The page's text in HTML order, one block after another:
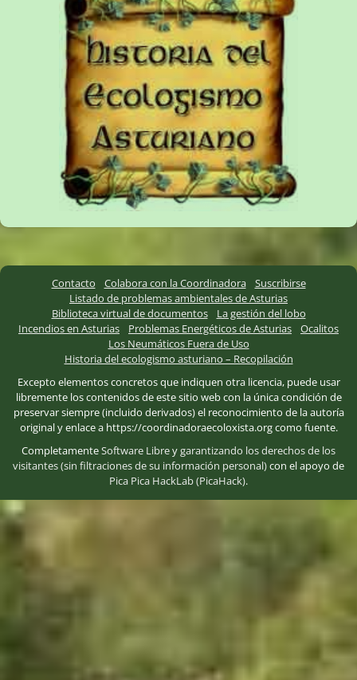
Contacto Colabora con la Coordinadora
Suscribirse
Listado de problemas ambientales de Asturias
Biblioteca virtual de documentos
La gestión del lobo
Incendios en Asturias
Problemas Energéticos de Asturias
Ocalitos
Los Neumáticos Fuera de Uso
Historia del ecologismo asturiano – Recopilación
Excepto elementos concretos que indiquen otra licencia, puede usar
libremente los contenidos de este sitio web con la única condición de
preservar siempre (incluido derivados) el reconocimiento de la autoría
original y enlace a https://coordinadoraecoloxista.org como fuente.
CompletamenteSoftware Libreygarantizando los derechos de los
visitantes (sin filtraciones de su información personal)con el apoyo de
Pica Pica HackLab (PicaHack).